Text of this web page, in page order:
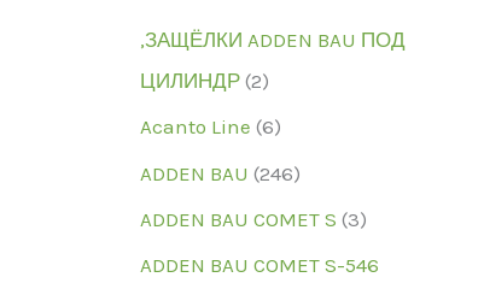
,ЗАЩЁЛКИ ADDEN BAU ПОД
ЦИЛИНДР (2)
Acanto Line (6)
ADDEN BAU (246)
ADDEN BAU COMET S (3)
ADDEN BAU COMET S-546